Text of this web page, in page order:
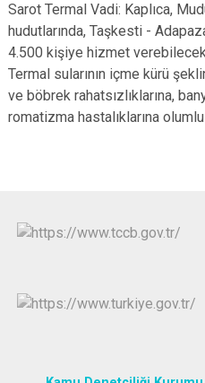
Sarot Termal Vadi: Kaplıca,
hudutlarında, Taşkesti -
4.500 kişiye hizmet
Termal sularının içme kürü
ve böbrek rahatsızlıklarına,
romatizma hastalıklarına